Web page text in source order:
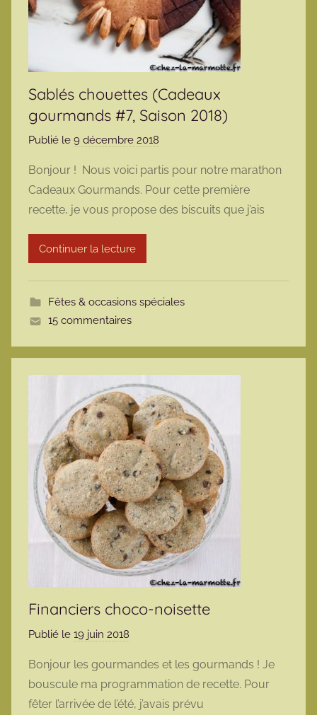
Sablés chouettes (Cadeaux
gourmands #7, Saison 2018)
Publié le 9 décembre 2018
r
m
a
t
Bonjour ! Nous voici partis pour notre marathon
Cadeaux Gourmands. Pour cette première
recette, je vous propose des biscuits que j’ais
Continuer la lecture
Fêtes & occasions spéciales
15 commentaires
Financiers choco-noisette
Publié le 19 juin 2018
r
m
a
Bonjour les gourmandes et les gourmands ! Je
bouscule ma programmation de recette. Pour
fêter l’arrivée de l’été, j’avais prévu